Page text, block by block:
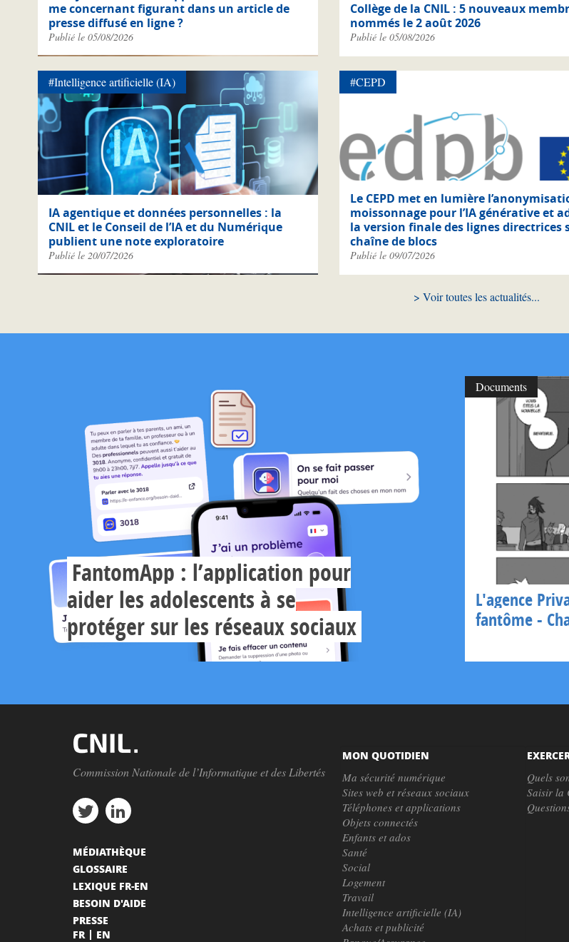
me concernant figurant dans un article de
presse diffusé en ligne ?
Publié le 05/08/2026
Collège de la CNIL : 5 nouveaux
nommés le 2 août 2026
Publié le 05/08/2026
IA agentique et données personnelles : la
CNIL et le Conseil de l’IA et du Numérique
publient une note exploratoire
Publié le 20/07/2026
#Intelligence artificielle (IA)
Le CEPD met en lumière
moissonnage pour l’IA générative et
la version finale des lignes directrices
chaîne de blocs
Publié le 09/07/2026
#CEPD
Voir toutes les actualités
FantomApp : l’application pour
aider les adolescents à se
protéger sur les réseaux sociaux
Documents
L'agence
fantôme -
Commission Nationale de l’Informatique et des Libertés
MON QUOTIDIEN
Ma sécurité numérique
Sites web et réseaux sociaux
Téléphones et applications
Objets connectés
Enfants et ados
Santé
Social
Logement
Travail
Intelligence artificielle (IA)
Achats et publicité
Quels
Saisir la
MÉDIATHÈQUE
GLOSSAIRE
LEXIQUE FR-EN
BESOIN D'AIDE
PRESSE
FR
EN